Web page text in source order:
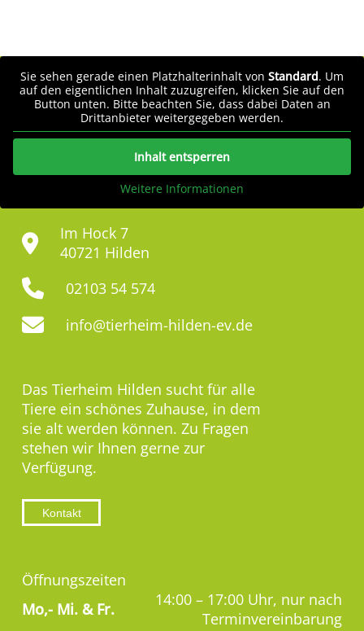
Sie sehen gerade einen Platzhalterinhalt von Standard. Um
auf den eigentlichen Inhalt zuzugreifen, klicken Sie auf den
Button unten. Bitte beachten Sie, dass dabei Daten an
Drittanbieter weitergegeben werden.
Inhalt entsperren
Weitere Informationen
Im Hock 7
40721 Hilden
02103 54 574
info@tierheim-hilden-ev.de
Das Tierheim Hilden sucht für alle
Tiere ein schönes Zuhause, in dem
sie alt werden können. Zu Fragen
stehen wir Ihnen gerne zur
Verfügung.
Kontakt
Öffnungszeiten
Mo,- Mi. & Fr.
14:00 – 17:00 Uhr, nur nach
Terminvereinbarung